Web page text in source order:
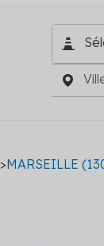
>MARSEILLE